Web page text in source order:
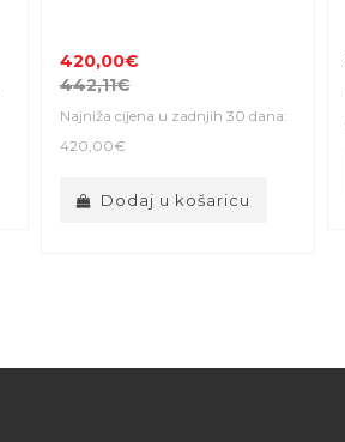
420,00€
442,11€
Najniža cijena u zadnjih 30 dana:
420,00€
Dodaj u košaricu